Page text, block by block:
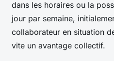
dans les horaires ou la
jour par semaine,
collaborateur en situation
vite un avantage collectif.